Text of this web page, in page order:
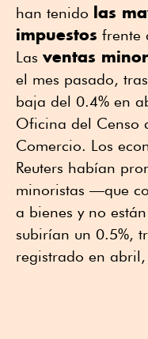
han tenido las
impuestos frente
Las ventas
el mes pasado,
baja del 0.4% en
Oficina del Censo
Comercio. Los
Reuters habían
minoristas —que
a bienes y no
subirían un 0.5%,
registrado en